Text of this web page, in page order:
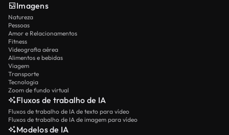
Imagens
Natureza
Pessoas
Amor e Relacionamentos
Fitness
Videografia aérea
Alimentos e bebidas
Viagem
Transporte
Tecnologia
Zoom de fundo virtual
Fluxos de trabalho de IA
Fluxos de trabalho de IA de texto para vídeo
Fluxos de trabalho de IA de imagem para vídeo
Modelos de IA